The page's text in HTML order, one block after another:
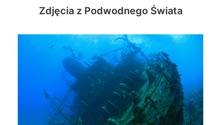
Zdjęcia z Podwodnego Świata